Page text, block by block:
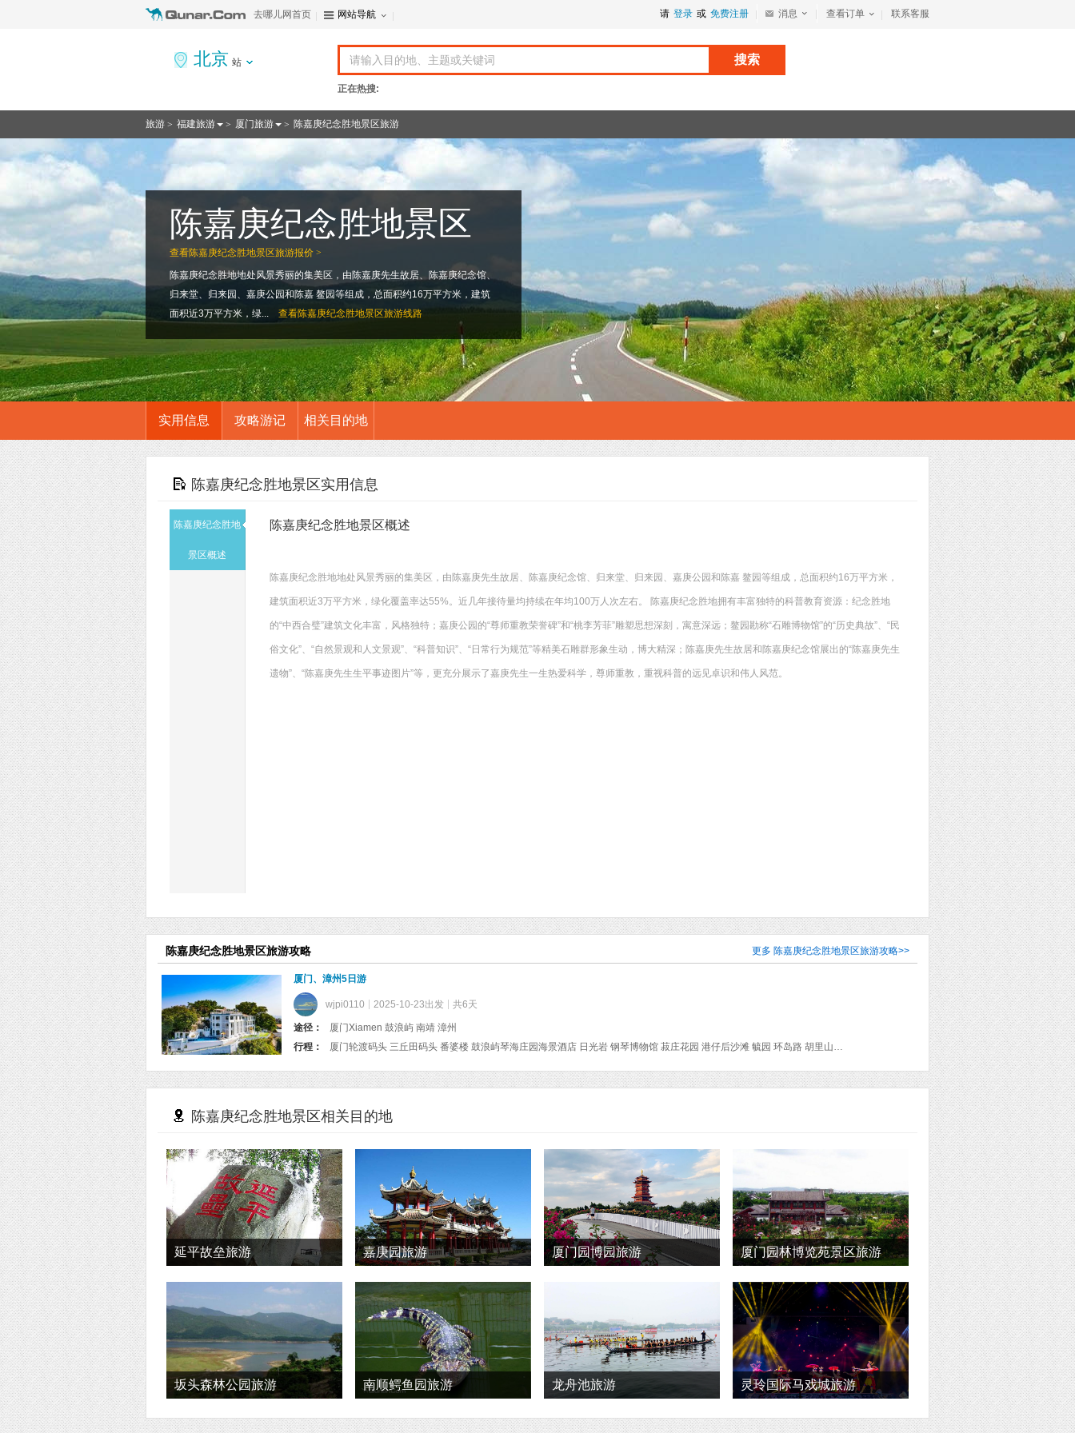
请 登录 或 免费注册 消息 查看订单 联系客服
去哪儿网首页 网站导航
北京 站 搜索
正在热搜:
旅游 > 福建旅游 > 厦门旅游 > 陈嘉庚纪念胜地景区旅游
查看陈嘉庚纪念胜地景区旅游报价 >
陈嘉庚纪念胜地景区
陈嘉庚纪念胜地地处风景秀丽的集美区，由陈嘉庚先生故居、陈嘉庚纪念馆、
归来堂、归来园、嘉庚公园和陈嘉 鳌园等组成，总面积约16万平方米，建筑
面积近3万平方米，绿...
查看陈嘉庚纪念胜地景区旅游线路
实用信息 攻略游记 相关目的地
陈嘉庚纪念胜地景区实用信息
陈嘉庚纪念胜地
景区概述
陈嘉庚纪念胜地景区概述
陈嘉庚纪念胜地地处风景秀丽的集美区，由陈嘉庚先生故居、陈嘉庚纪念馆、归来堂、归来园、嘉庚公园和陈嘉 鳌园等组成，总面积约16万平方米，
建筑面积近3万平方米，绿化覆盖率达55%。近几年接待量均持续在年均100万人次左右。 陈嘉庚纪念胜地拥有丰富独特的科普教育资源：纪念胜地
的“中西合璧”建筑文化丰富，风格独特；嘉庚公园的“尊师重教荣誉碑”和“桃李芳菲”雕塑思想深刻，寓意深远；鳌园勘称“石雕博物馆”的“历史典故”、“民
俗文化”、“自然景观和人文景观”、“科普知识”、“日常行为规范”等精美石雕群形象生动，博大精深；陈嘉庚先生故居和陈嘉庚纪念馆展出的“陈嘉庚先生
遗物”、“陈嘉庚先生生平事迹图片”等，更充分展示了嘉庚先生一生热爱科学，尊师重教，重视科普的远见卓识和伟人风范。
陈嘉庚纪念胜地景区旅游攻略 更多 陈嘉庚纪念胜地景区旅游攻略>>
厦门、漳州5日游
wjpi0110 2025-10-23出发 共6天
途径：
厦门Xiamen 鼓浪屿 南靖 漳州
行程：
厦门轮渡码头 三丘田码头 番婆楼 鼓浪屿琴海庄园海景酒店 日光岩 钢琴博物馆 菽庄花园 港仔后沙滩 毓园 环岛路 胡里山炮台 曾厝垵 台湾民俗村 一格·海棠美宿(厦门大学环岛路店) 厦门园林植物园 厦门大学(思明校区) 南普陀寺 白城沙滩 鹭江夜游 厦门园林博览苑 集美学村 陈嘉庚先生故居 陈嘉庚纪念胜地 嘉庚公园 延平故垒 厦门高崎站 南靖站 怀远楼 云水谣古镇 和贵楼 田螺坑土楼群 晚风遇见你民宿(云水谣景区店) 南山禅寺 漳州古城 漳州站
陈嘉庚纪念胜地景区相关目的地
延平故垒旅游 嘉庚园旅游 厦门园博园旅游 厦门园林博览苑景区旅游
坂头森林公园旅游 南顺鳄鱼园旅游 龙舟池旅游 灵玲国际马戏城旅游